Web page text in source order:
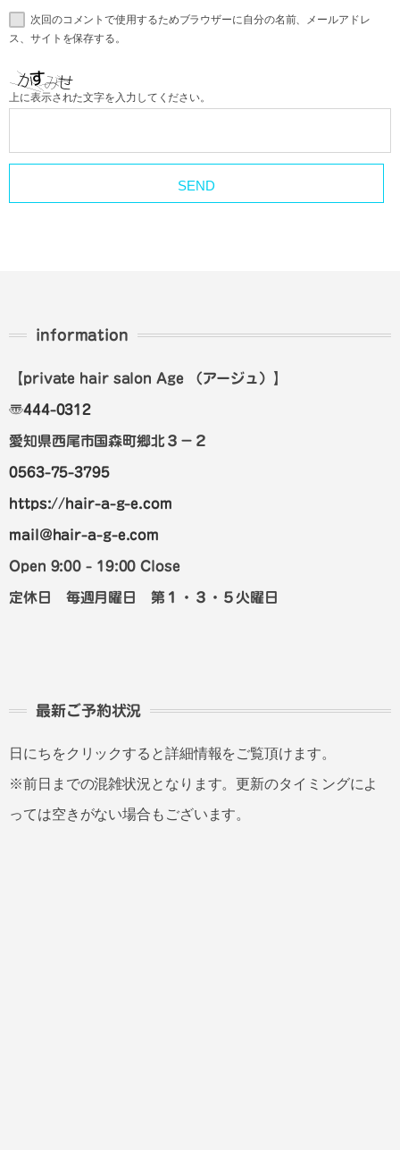
次回のコメントで使用するためブラウザーに自分の名前、メールアドレ
ス、サイトを保存する。
上に表示された文字を入力してください。
information
【private hair salon Age （アージュ） 】
〠444-0312
愛知県西尾市国森町郷北３－２
0563-75-3795
https://hair-a-g-e.com
mail@hair-a-g-e.com
Open 9:00 - 19:00 Close
定休日 毎週月曜日 第１・３・５火曜日
最新ご予約状況
日にちをクリックすると詳細情報をご覧頂けます。
※前日までの混雑状況となります。更新のタイミングによ
っては空きがない場合もございます。